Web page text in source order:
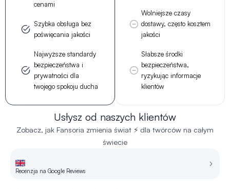
cenami
Szybka obsługa bez
poświęcania jakości
Najwyższe standardy
bezpieczeństwa i
prywatności dla
twojego spokoju ducha
Wolniejsze czasy
dostawy, często kosztem
jakości
Słabsze środki
bezpieczeństwa,
ryzykując informacje
klientów
Usłysz od naszych klientów
Zobacz, jak Fansoria zmienia świat ⚡ dla twórców na całym
świecie
Recenzja na Google Reviews